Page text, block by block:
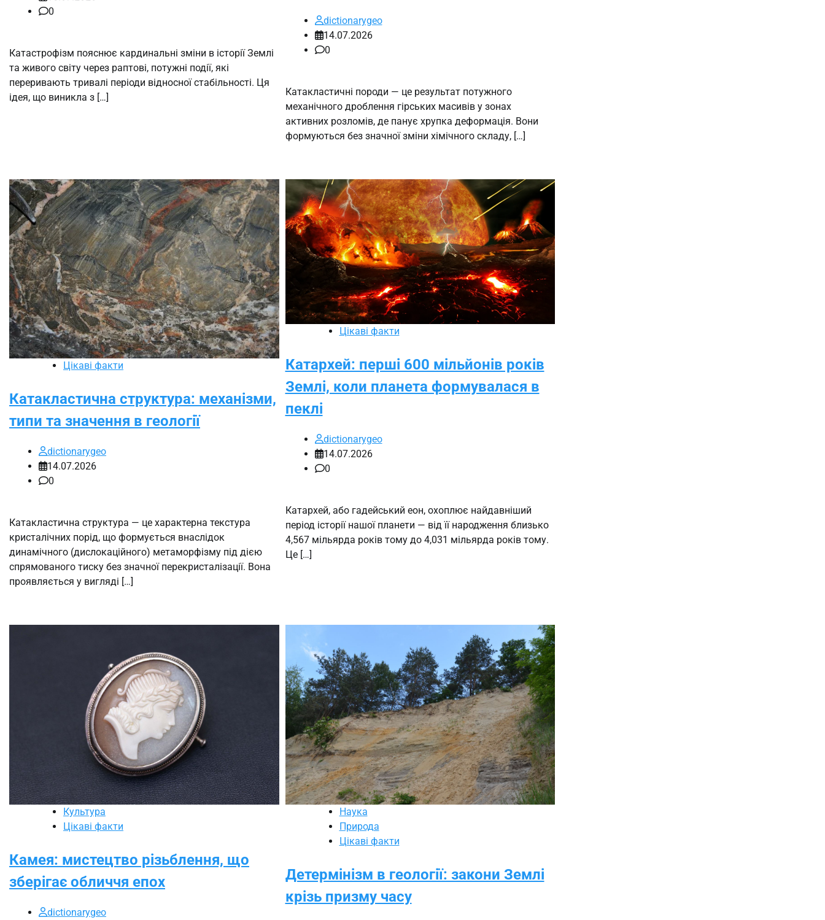
0
Катастрофізм пояснює кардинальні зміни в історії Землі
та живого світу через раптові, потужні події, які
переривають тривалі періоди відносної стабільності. Ця
ідея, що виникла з […]
dictionarygeo
14.07.2026
0
Катакластичні породи — це результат потужного
механічного дроблення гірських масивів у зонах
активних розломів, де панує хрупка деформація. Вони
формуються без значної зміни хімічного складу, […]
Цікаві факти
Катакластична структура: механізми,
типи та значення в геології
dictionarygeo
14.07.2026
0
Катакластична структура — це характерна текстура
кристалічних порід, що формується внаслідок
динамічного (дислокаційного) метаморфізму під дією
спрямованого тиску без значної перекристалізації. Вона
проявляється у вигляді […]
Цікаві факти
Катархей: перші 600 мільйонів років
Землі, коли планета формувалася в
пеклі
dictionarygeo
14.07.2026
0
Катархей, або гадейський еон, охоплює найдавніший
період історії нашої планети — від її народження близько
4,567 мільярда років тому до 4,031 мільярда років тому.
Це […]
Культура
Цікаві факти
Камея: мистецтво різьблення, що
зберігає обличчя епох
dictionarygeo
Наука
Природа
Цікаві факти
Детермінізм в геології: закони Землі
крізь призму часу